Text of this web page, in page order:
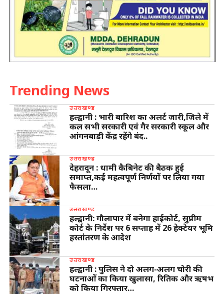
Trending News
उत्तराखण्ड
हल्द्वानी : भारी बारिश का अलर्ट जारी,जिले में
कल सभी सरकारी एवं गैर सरकारी स्कूल और
आंगनबाड़ी केंद्र रहेंगे बंद..
उत्तराखण्ड
देहरादून : धामी कैबिनेट की बैठक हुई
समाप्त,कई महत्वपूर्ण निर्णयों पर लिया गया
फैसला…
उत्तराखण्ड
हल्द्वानी: गौलापार में बनेगा हाईकोर्ट, सुप्रीम
कोर्ट के निर्देश पर 6 सप्ताह में 26 हेक्टेयर भूमि
हस्तांतरण के आदेश
उत्तराखण्ड
हल्द्वानी : पुलिस ने दो अलग-अलग चोरी की
घटनाओं का किया खुलासा, रितिक और ऋषभ
को किया गिरफ्तार…